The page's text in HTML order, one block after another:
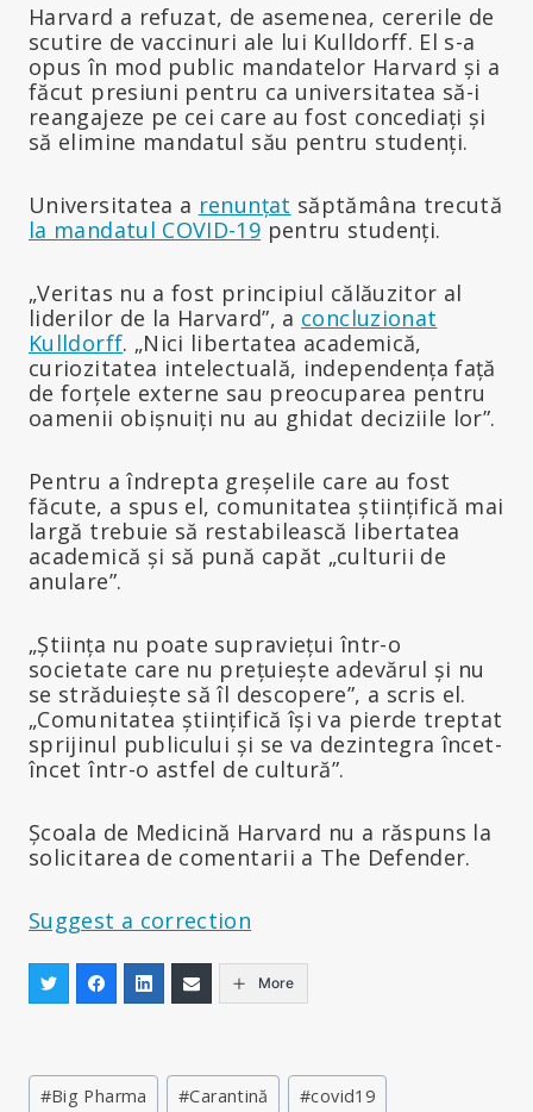
Harvard a refuzat, de asemenea, cererile de
scutire de vaccinuri ale lui Kulldorff. El s-a
opus în mod public mandatelor Harvard și a
făcut presiuni pentru ca universitatea să-i
reangajeze pe cei care au fost concediați și
să elimine mandatul său pentru studenți.
Universitatea a renunțat săptămâna trecută
la mandatul COVID-19 pentru studenți.
„Veritas nu a fost principiul călăuzitor al
liderilor de la Harvard”, a concluzionat
Kulldorff. „Nici libertatea academică,
curiozitatea intelectuală, independența față
de forțele externe sau preocuparea pentru
oamenii obișnuiți nu au ghidat deciziile lor”.
Pentru a îndrepta greșelile care au fost
făcute, a spus el, comunitatea științifică mai
largă trebuie să restabilească libertatea
academică și să pună capăt „culturii de
anulare”.
„Știința nu poate supraviețui într-o
societate care nu prețuiește adevărul și nu
se străduiește să îl descopere”, a scris el.
„Comunitatea științifică își va pierde treptat
sprijinul publicului și se va dezintegra încet-
încet într-o astfel de cultură”.
Școala de Medicină Harvard nu a răspuns la
solicitarea de comentarii a The Defender.
Suggest a correction
More
Post
Tags:
#Big Pharma #Carantină #covid19